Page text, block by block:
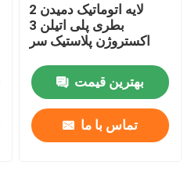
2 لایه اتوماتیک دمیدن
بطری پلی اتیلن 3
اکستروژن پلاستیک سر
بهترین قیمت
تماس با ما